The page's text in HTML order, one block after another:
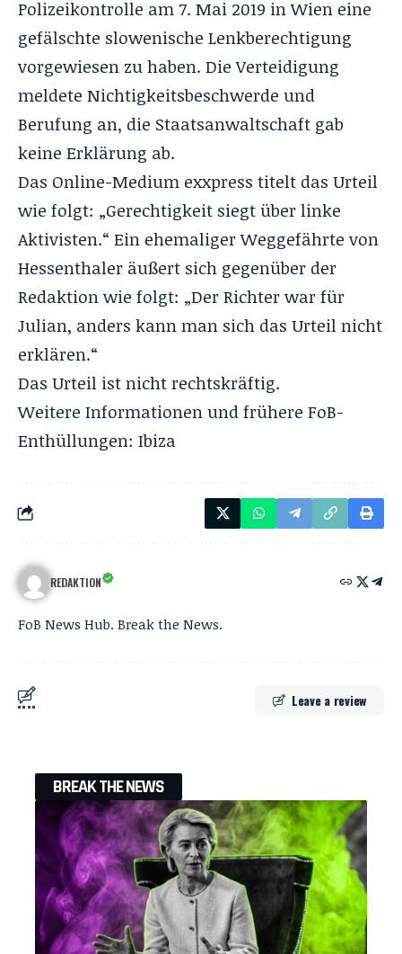
Polizeikontrolle am 7. Mai 2019 in Wien eine
gefälschte slowenische Lenkberechtigung
vorgewiesen zu haben. Die Verteidigung
meldete Nichtigkeitsbeschwerde und
Berufung an, die Staatsanwaltschaft gab
keine Erklärung ab.
Das Online-Medium exxpress titelt das Urteil
wie folgt: „Gerechtigkeit siegt über linke
Aktivisten.“ Ein ehemaliger Weggefährte von
Hessenthaler äußert sich gegenüber der
Redaktion wie folgt: „Der Richter war für
Julian, anders kann man sich das Urteil nicht
erklären.“
Das Urteil ist nicht rechtskräftig.
Weitere Informationen und frühere FoB-
Enthüllungen: Ibiza
REDAKTION
FoB News Hub. Break the News.
Leave a review
BREAK THE NEWS